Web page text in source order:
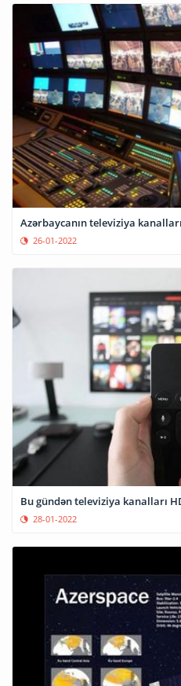
Azərbaycanın televiziya
26-01-2022
Bu gündən televiziya kanalları
28-01-2022